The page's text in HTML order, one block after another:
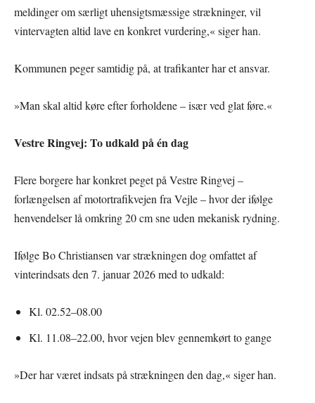
meldinger om særligt uhensigtsmæssige strækninger, vil
vintervagten altid lave en konkret vurdering,« siger han.
Kommunen peger samtidig på, at trafikanter har et ansvar.
»Man skal altid køre efter forholdene – især ved glat føre.«
Vestre Ringvej: To udkald på én dag
Flere borgere har konkret peget på Vestre Ringvej –
forlængelsen af motortrafikvejen fra Vejle – hvor der ifølge
henvendelser lå omkring 20 cm sne uden mekanisk rydning.
Ifølge Bo Christiansen var strækningen dog omfattet af
vinterindsats den 7. januar 2026 med to udkald:
Kl. 02.52–08.00
Kl. 11.08–22.00, hvor vejen blev gennemkørt to gange
»Der har været indsats på strækningen den dag,« siger han.